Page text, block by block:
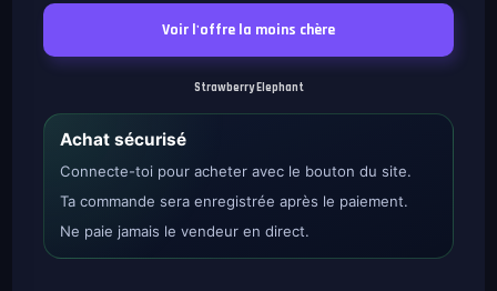
Voir l'offre la moins chère
Strawberry Elephant
Achat sécurisé
Connecte-toi pour acheter avec le bouton du site.
Ta commande sera enregistrée après le paiement.
Ne paie jamais le vendeur en direct.